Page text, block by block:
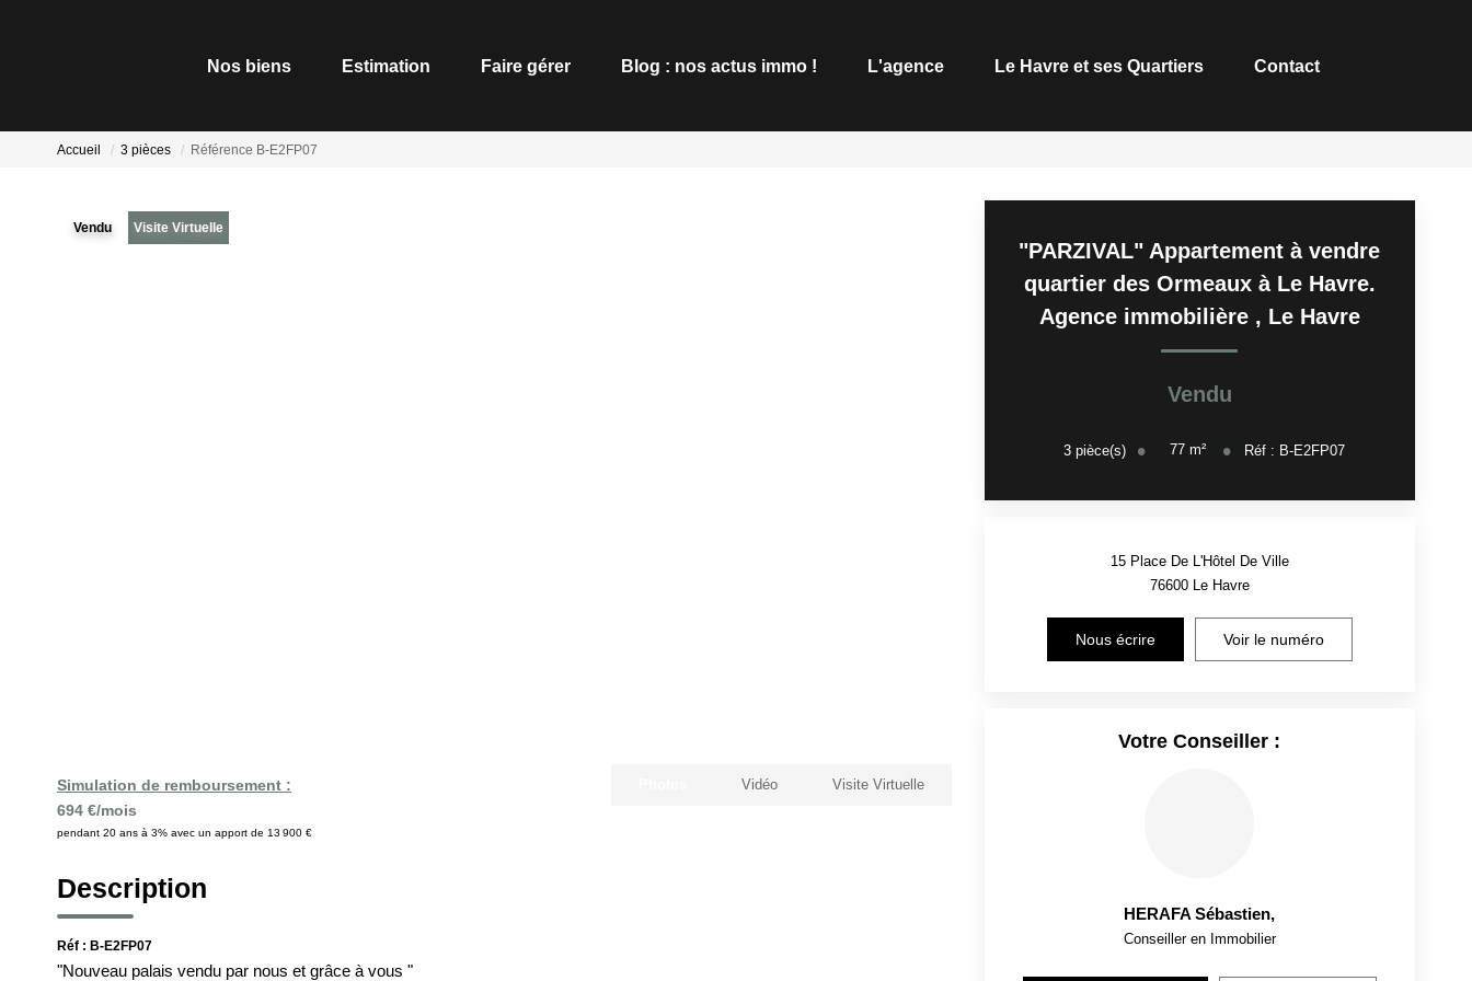
Nos biens Estimation Faire gérer Blog : nos actus immo ! L'agence Le Havre et ses Quartiers Contact
Accueil 3 pièces Référence B-E2FP07
Vendu Visite Virtuelle
Simulation de remboursement :
694 €/mois
pendant 20 ans à 3% avec un apport de 13 900 €
Vidéo Visite Virtuelle
Description
Réf : B-E2FP07
"Nouveau palais vendu par nous et grâce à vous "
"PARZIVAL" Appartement à vendre
quartier des Ormeaux à Le Havre.
Agence immobilière , Le Havre
Vendu
3 pièce(s) 77 m² Réf : B-E2FP07
15 Place De L'Hôtel De Ville
76600 Le Havre
Nous écrire Voir le numéro
Votre Conseiller :
HERAFA Sébastien,
Conseiller en Immobilier